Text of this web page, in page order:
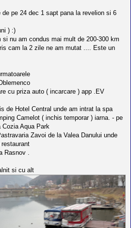
pe 24 dec 1 sapt pana la revelion si 6
) :)
nu am condus mai mult de 200-300 km
cam la 2 zile ne am mutat .... Este un
cu priza auto ( incarcare ) app .EV
de Hotel Central unde am intrat la spa
Camelot ( inchis temporar ) iarna. - pe
Aqua Park
Zavoi de la Valea Danului unde
Rasnov .
si cu alt